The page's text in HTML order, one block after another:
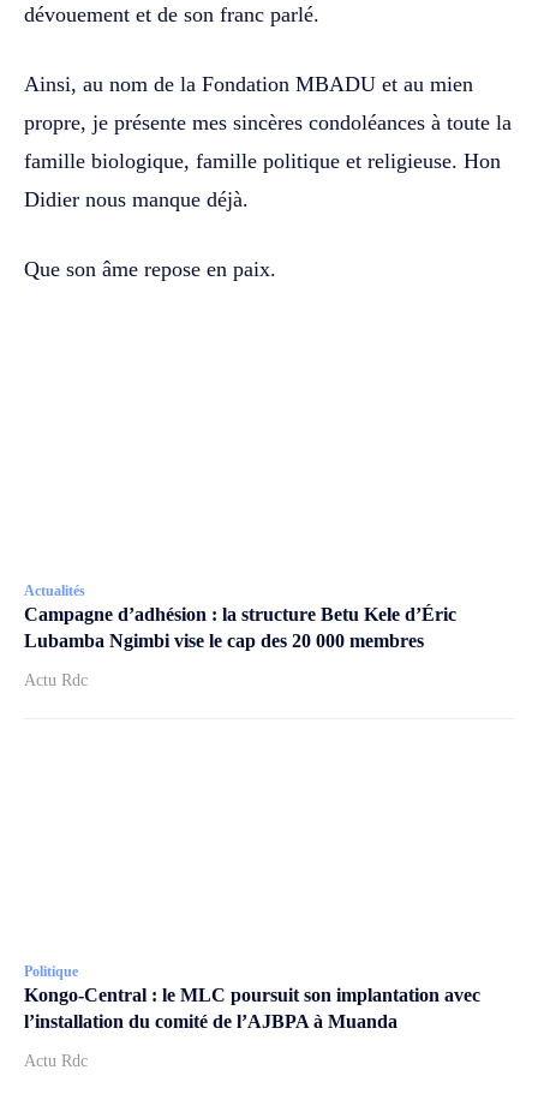
dévouement et de son franc parlé.
Ainsi, au nom de la Fondation MBADU et au mien
propre, je présente mes sincères condoléances à toute la
famille biologique, famille politique et religieuse. Hon
Didier nous manque déjà.
Que son âme repose en paix.
Actualités
Campagne d’adhésion : la structure Betu Kele d’Éric
Lubamba Ngimbi vise le cap des 20 000 membres
Actu Rdc
Politique
Kongo-Central : le MLC poursuit son implantation avec
l’installation du comité de l’AJBPA à Muanda
Actu Rdc